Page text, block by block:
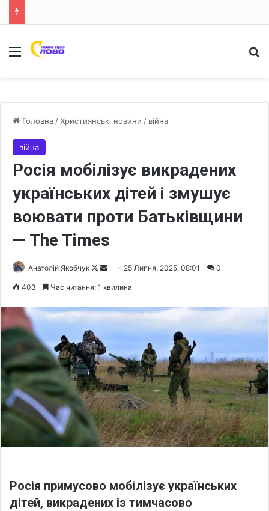
Меню
Головна /Християнські новини / війна
війна
Росія мобілізує викрадених
українських дітей і змушує
воювати проти Батьківщини
— The Times
Анатолій Якобчук
F
l
w
o
n
X
d
e
m
a
i
l
25 Липня, 2025, 08:01 0
403 Час читання: 1 хвилина
Росія примусово мобілізує українських
дітей, викрадених із тимчасово